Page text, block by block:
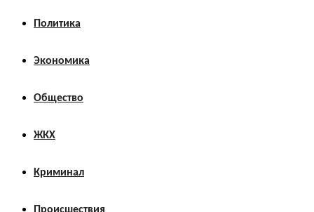
Политика
Экономика
Общество
ЖКХ
Криминал